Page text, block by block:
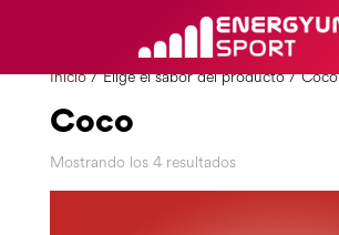
Inicio/ Elige el sabor del producto / Coco
Coco
Mostrando los 4 resultados